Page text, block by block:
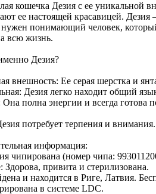
кошечка Дезия с ее уникальной
ее настоящей красавицей.
нужен понимающий человек,
всю жизнь.
Дезия?
внешность: Ее серая шерстка и
Дезия легко находит общий
полна энергии и всегда готова
потребует терпения и
информация:
чипирована (номер чипа:
Здорова, привита и стерилизована.
и находится в Риге, Латвия.
в системе LDC.